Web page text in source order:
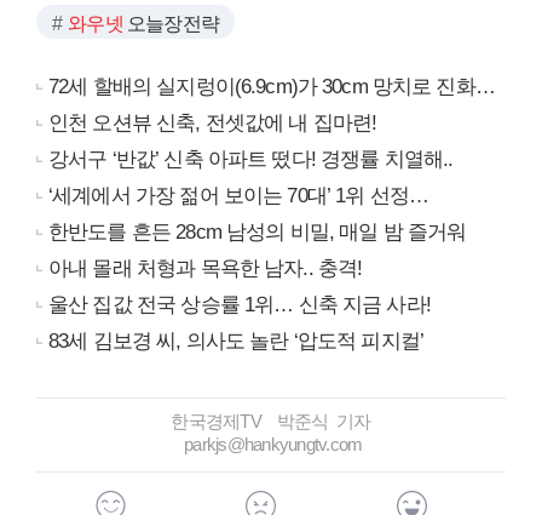
와우넷 오늘장전략
72세 할배의 실지렁이(6.9cm)가 30cm 망치로 진화…
인천 오션뷰 신축, 전셋값에 내 집마련!
강서구 ‘반값’ 신축 아파트 떴다! 경쟁률 치열해..
‘세계에서 가장 젊어 보이는 70대’ 1위 선정…
한반도를 흔든 28cm 남성의 비밀, 매일 밤 즐거워
아내 몰래 처형과 목욕한 남자.. 충격!
울산 집값 전국 상승률 1위… 신축 지금 사라!
83세 김보경 씨, 의사도 놀란 ‘압도적 피지컬’
한국경제TV 박준식 기자
parkjs@hankyungtv.com